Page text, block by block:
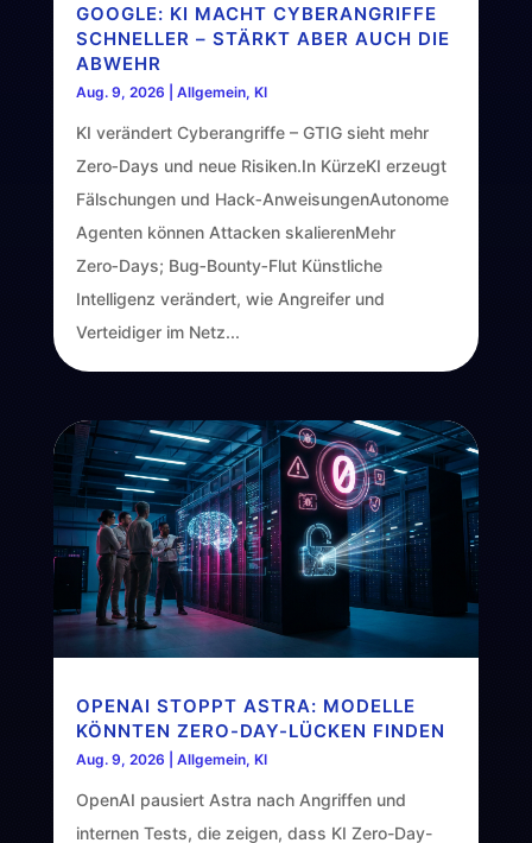
GOOGLE: KI MACHT CYBERANGRIFFE
SCHNELLER – STÄRKT ABER AUCH DIE
ABWEHR
Aug. 9, 2026 Allgemein, KI
KI verändert Cyberangriffe – GTIG sieht mehr
Zero‑Days und neue Risiken.In KürzeKI erzeugt
Fälschungen und Hack‑AnweisungenAutonome
Agenten können Attacken skalierenMehr
Zero‑Days; Bug‑Bounty‑Flut Künstliche
Intelligenz verändert, wie Angreifer und
Verteidiger im Netz...
OPENAI STOPPT ASTRA: MODELLE
KÖNNTEN ZERO-DAY-LÜCKEN FINDEN
Aug. 9, 2026 Allgemein, KI
OpenAI pausiert Astra nach Angriffen und
internen Tests, die zeigen, dass KI Zero-Day-